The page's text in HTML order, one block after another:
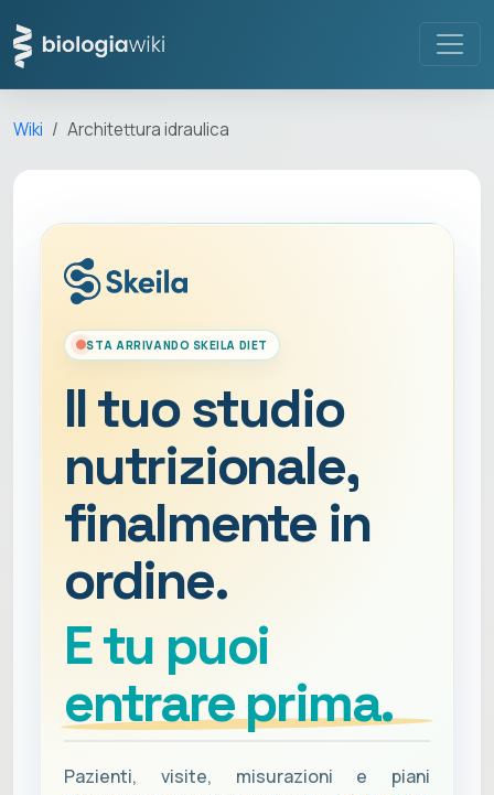
Wiki Architettura idraulica
STA ARRIVANDO SKEILA DIET
Il tuo studio
nutrizionale,
finalmente in
ordine.
E tu puoi
entrare prima.
Pazienti, visite, misurazioni e piani